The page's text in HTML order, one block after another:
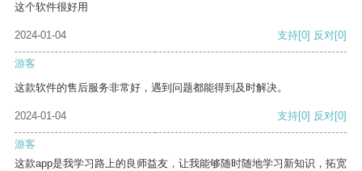
这个软件很好用
2024-01-04 支持[0] 反对[0]
游客
这款软件的售后服务非常好，遇到问题都能得到及时解决。
2024-01-04 支持[0] 反对[0]
游客
这款app是我学习路上的良师益友，让我能够随时随地学习新知识，拓宽